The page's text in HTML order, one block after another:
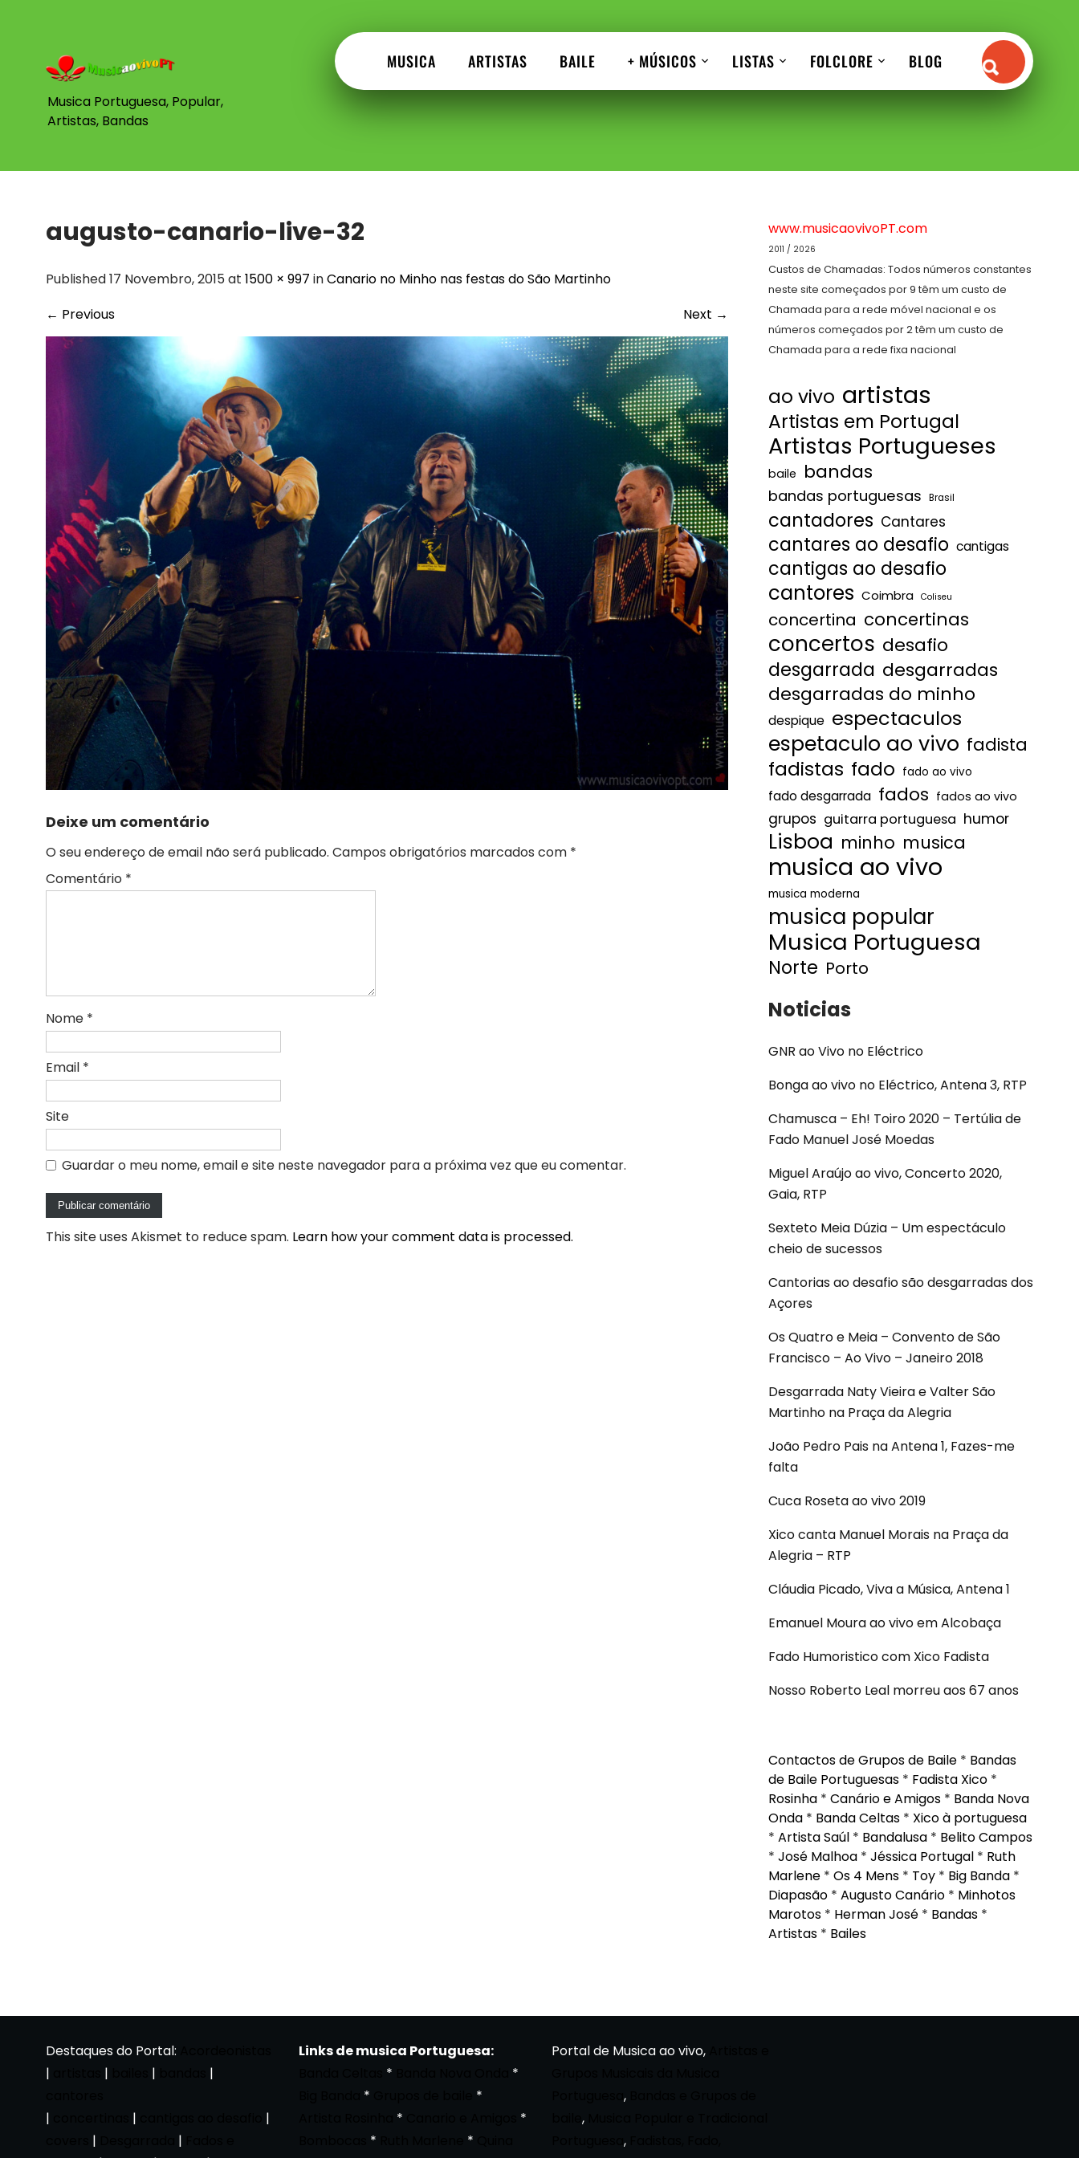
Musica Portuguesa, Popular,
Artistas, Bandas
MUSICA ARTISTAS BAILE + MÚSICOS LISTAS FOLCLORE BLOG
augusto-canario-live-32
Published 17 Novembro, 2015 at 1500 × 997 inCanario no Minho nas festas do São Martinho
← Previous Next →
Deixe um comentário
O seu endereço de email não será publicado. Campos obrigatórios marcados com *
Comentário *
Nome *
Email *
Site
Guardar o meu nome, email e site neste navegador para a próxima vez que eu comentar.
This site uses Akismet to reduce spam. Learn how your comment data is processed.
www.musicaovivoPT.com
2011 / 2026
Custos de Chamadas: Todos números constantes
neste site começados por 9 têm um custo de
Chamada para a rede móvel nacional e os
números começados por 2 têm um custo de
Chamada para a rede fixa nacional
ao vivo artistas
Artistas em Portugal
Artistas Portugueses
baile bandas
bandas portuguesas Brasil
cantadores Cantares
cantares ao desafio cantigas
cantigas ao desafio
cantores Coimbra Coliseu
concertina concertinas
concertos desafio
desgarrada desgarradas
desgarradas do minho
despique espectaculos
espetaculo ao vivo fadista
fadistas fado fado ao vivo
fado desgarrada fados fados ao vivo
grupos guitarra portuguesa humor
Lisboa minho musica
musica ao vivo
musica moderna
musica popular
Musica Portuguesa
Norte Porto
Noticias
GNR ao Vivo no Eléctrico
Bonga ao vivo no Eléctrico, Antena 3, RTP
Chamusca – Eh! Toiro 2020 – Tertúlia de
Fado Manuel José Moedas
Miguel Araújo ao vivo, Concerto 2020,
Gaia, RTP
Sexteto Meia Dúzia – Um espectáculo
cheio de sucessos
Cantorias ao desafio são desgarradas dos
Açores
Os Quatro e Meia – Convento de São
Francisco – Ao Vivo – Janeiro 2018
Desgarrada Naty Vieira e Valter São
Martinho na Praça da Alegria
João Pedro Pais na Antena 1, Fazes-me
falta
Cuca Roseta ao vivo 2019
Xico canta Manuel Morais na Praça da
Alegria – RTP
Cláudia Picado, Viva a Música, Antena 1
Emanuel Moura ao vivo em Alcobaça
Fado Humoristico com Xico Fadista
Nosso Roberto Leal morreu aos 67 anos
Contactos de Grupos de Baile * Bandas
de Baile Portuguesas * Fadista Xico *
Rosinha * Canário e Amigos * Banda Nova
Onda * Banda Celtas * Xico à portuguesa
* Artista Saúl * Bandalusa * Belito Campos
* José Malhoa * Jéssica Portugal * Ruth
Marlene * Os 4 Mens * Toy * Big Banda *
Diapasão * Augusto Canário * Minhotos
Marotos * Herman José * Bandas *
Artistas * Bailes
Destaques do Portal:
|
| |
|
|
|
|
| |
Links de musica Portuguesa:
*
*
*
*
*
*
* *
Portal de Musica ao vivo,
,
,
,